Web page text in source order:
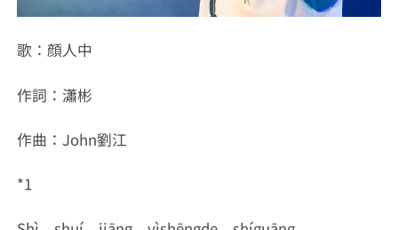
歌：顔人中
作詞：瀟彬
作曲：John劉江
*1